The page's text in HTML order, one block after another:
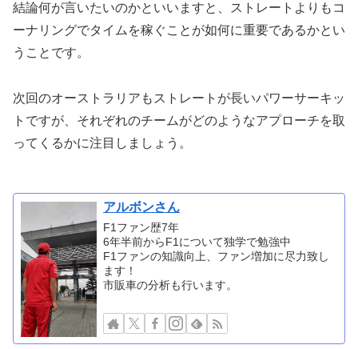
結論何が言いたいのかといいますと、ストレートよりもコ
ーナリングでタイムを稼ぐことが如何に重要であるかとい
うことです。
次回のオーストラリアもストレートが長いパワーサーキッ
トですが、それぞれのチームがどのようなアプローチを取
ってくるかに注目しましょう。
アルボンさん
F1ファン歴7年
6年半前からF1について独学で勉強中
F1ファンの知識向上、ファン増加に尽力致し
ます！
市販車の分析も行います。